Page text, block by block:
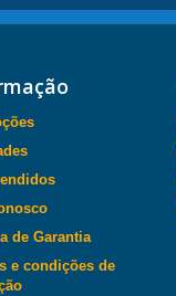
de Garantia
e condições de